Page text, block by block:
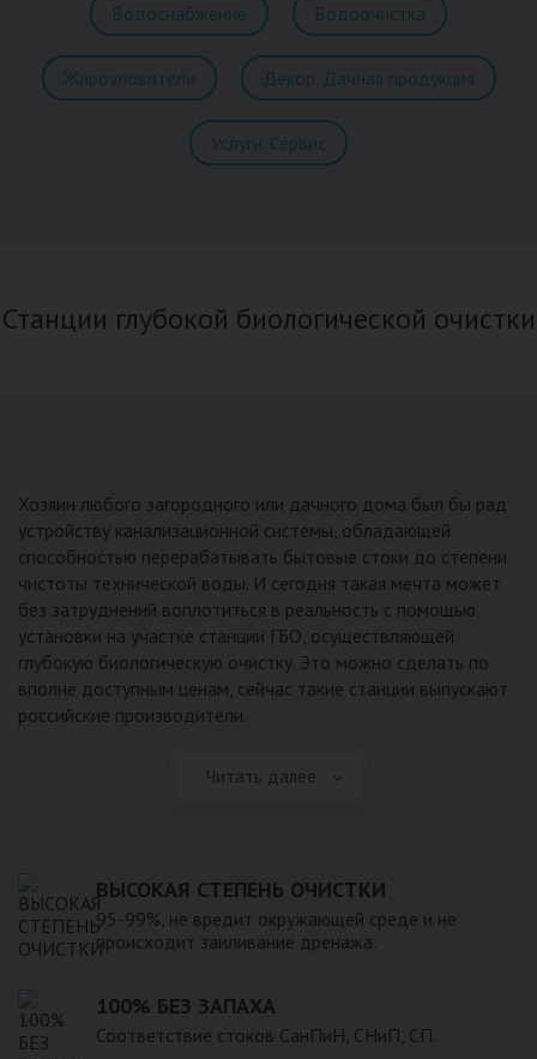
Водоснабжение Водоочистка
Жироуловители Декор. Дачная продукция
Услуги. Сервис
Станции глубокой биологической очистки
Хозяин любого загородного или дачного дома был бы рад
устройству канализационной системы, обладающей
способностью перерабатывать бытовые стоки до степени
чистоты технической воды. И сегодня такая мечта может
без затруднений воплотиться в реальность с помощью
установки на участке станции ГБО, осуществляющей
глубокую биологическую очистку. Это можно сделать по
вполне доступным ценам, сейчас такие станции выпускают
российские производители.
Читать далее
ВЫСОКАЯ СТЕПЕНЬ ОЧИСТКИ
95-99%, не вредит окружающей среде и не
происходит заиливание дренажа.
100% БЕЗ ЗАПАХА
Соответствие стоков СанПиН, СНиП, СП.